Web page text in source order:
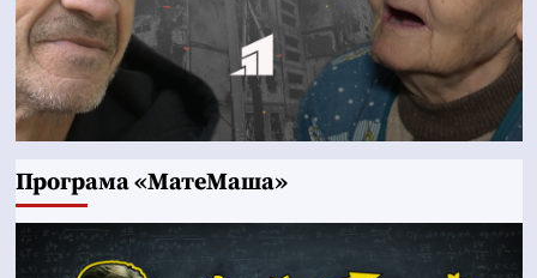
Програма «МатеМаша»